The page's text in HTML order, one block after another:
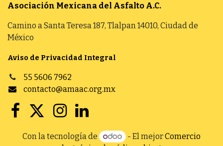
Asociación Mexicana del Asfalto A.C.
Camino a Santa Teresa 187, Tlalpan 14010, Ciudad de
México
Aviso de Privacidad Integral
55 5606 7962
contacto@amaac.org.mx
Con la tecnología de - El mejorComercio